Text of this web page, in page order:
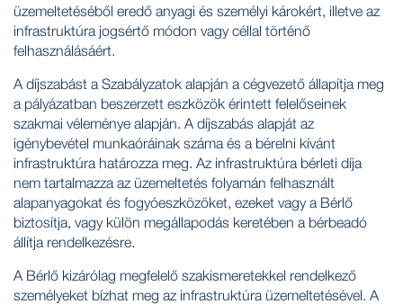
üzemeltetéséből eredő anyagi és személyi károkért, illetve az
infrastruktúra jogsértő módon vagy céllal történő
felhasználásáért.
A díjszabást a Szabályzatok alapján a cégvezető állapítja meg
a pályázatban beszerzett eszközök érintett felelőseinek
szakmai véleménye alapján. A díjszabás alapját az
igénybevétel munkaóráinak száma és a bérelni kívánt
infrastruktúra határozza meg. Az infrastruktúra bérleti díja
nem tartalmazza az üzemeltetés folyamán felhasznált
alapanyagokat és fogyóeszközöket, ezeket vagy a Bérlő
biztosítja, vagy külön megállapodás keretében a bérbeadó
állítja rendelkezésre.
A Bérlő kizárólag megfelelő szakismeretekkel rendelkező
személyeket bízhat meg az infrastruktúra üzemeltetésével. A